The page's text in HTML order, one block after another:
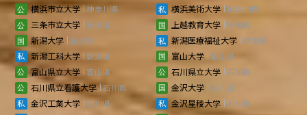
横浜市立大学 神奈川県 横浜美術大学 神奈川県
三条市立大学
新潟県 上越教育大学 新潟県
新潟大学
新潟県 新潟医療福祉大学 新潟県
新潟工科大学 新潟県 富山大学 富山県
富山県立大学
富山県 石川県立大学 石川県
石川県立看護大学 石川県 金沢大学 石川県
金沢工業大学 石川県 金沢星稜大学 石川県